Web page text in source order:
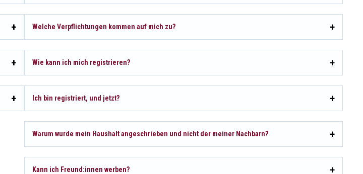
Welche Verpflichtungen kommen auf mich zu?
Wie kann ich mich registrieren?
Ich bin registriert, und jetzt?
Warum wurde mein Haushalt angeschrieben und nicht der meiner Nachbarn?
Kann ich Freund:innen werben?